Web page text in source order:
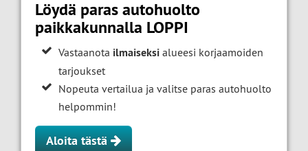
Löydä paras autohuolto
paikkakunnalla LOPPI
Vastaanota ilmaiseksi alueesi korjaamoiden
tarjoukset
Nopeuta vertailua ja valitse paras autohuolto
helpommin!
Aloita tästä